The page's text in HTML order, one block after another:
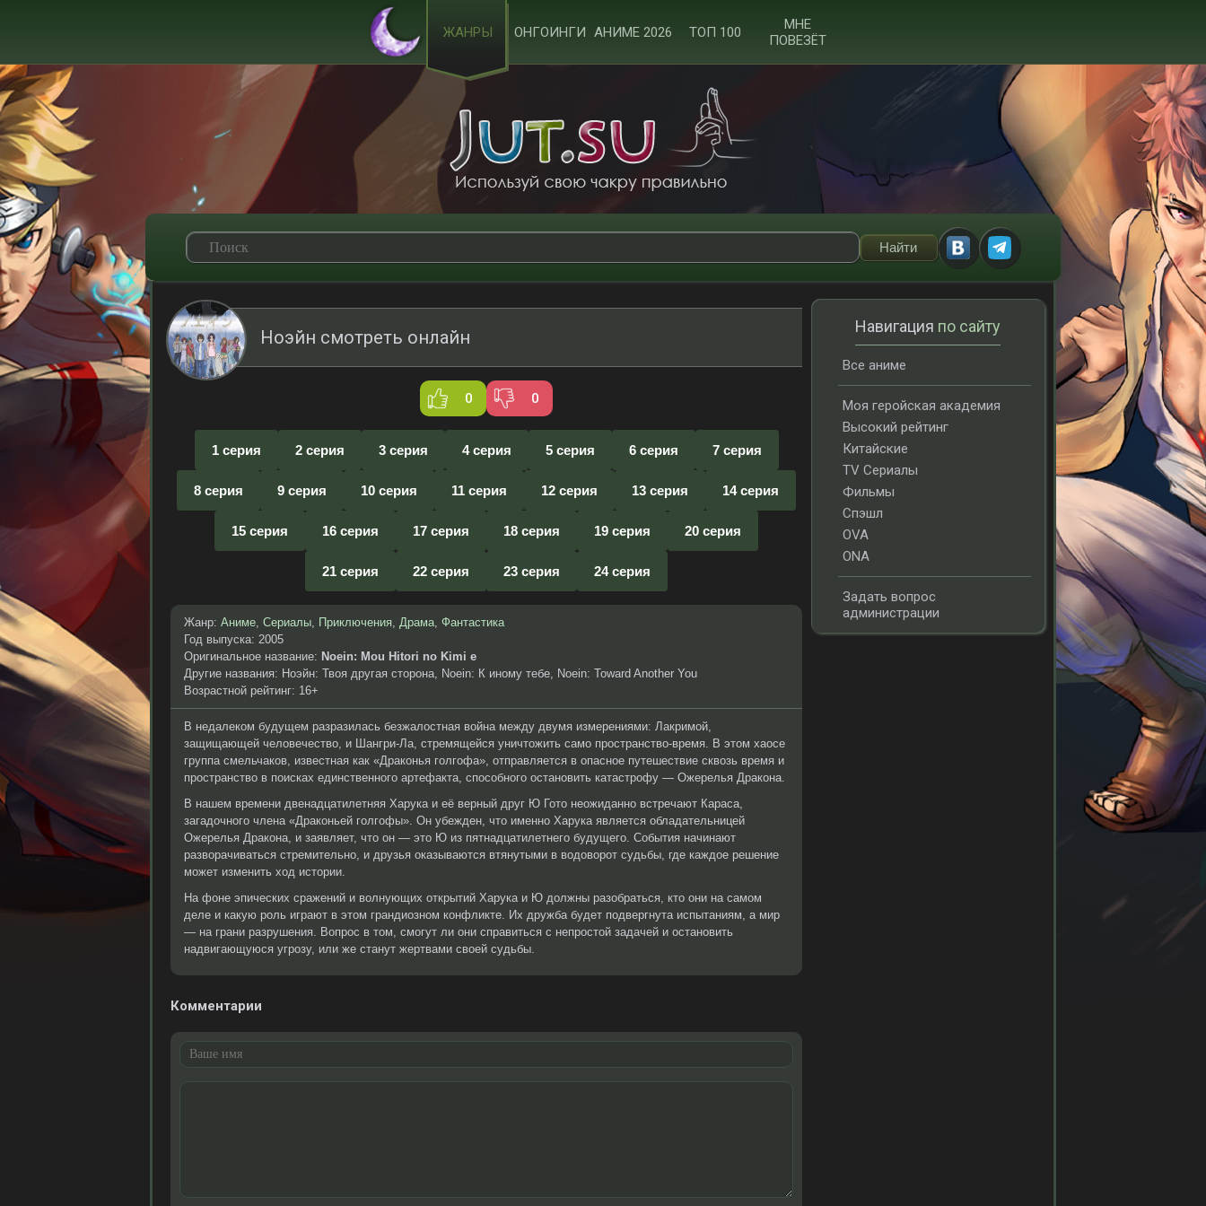
ЖАНРЫ ОНГОИНГИ АНИМЕ 2026 ТОП 100
МНЕ
ПОВЕЗЁТ
Ноэйн смотреть онлайн
0 0
1 серия 2 серия 3 серия 4 серия 5 серия 6 серия 7 серия
8 серия 9 серия 10 серия 11 серия 12 серия 13 серия 14 серия
15 серия 16 серия 17 серия 18 серия 19 серия 20 серия
21 серия 22 серия 23 серия 24 серия
Жанр: Аниме, Сериалы, Приключения, Драма, Фантастика
Год выпуска: 2005
Оригинальное название: Noein: Mou Hitori no Kimi e
Другие названия: Ноэйн: Твоя другая сторона, Noein: К иному тебе, Noein: Toward Another You
Возрастной рейтинг: 16+
В недалеком будущем разразилась безжалостная война между двумя измерениями: Лакримой,
защищающей человечество, и Шангри-Ла, стремящейся уничтожить само пространство-время. В этом хаосе
группа смельчаков, известная как «Драконья голгофа», отправляется в опасное путешествие сквозь время и
пространство в поисках единственного артефакта, способного остановить катастрофу — Ожерелья Дракона.
В нашем времени двенадцатилетняя Харука и её верный друг Ю Гото неожиданно встречают Караса,
загадочного члена «Драконьей голгофы». Он убежден, что именно Харука является обладательницей
Ожерелья Дракона, и заявляет, что он — это Ю из пятнадцатилетнего будущего. События начинают
разворачиваться стремительно, и друзья оказываются втянутыми в водоворот судьбы, где каждое решение
может изменить ход истории.
На фоне эпических сражений и волнующих открытий Харука и Ю должны разобраться, кто они на самом
деле и какую роль играют в этом грандиозном конфликте. Их дружба будет подвергнута испытаниям, а мир
— на грани разрушения. Вопрос в том, смогут ли они справиться с непростой задачей и остановить
надвигающуюся угрозу, или же станут жертвами своей судьбы.
Комментарии
Навигация по сайту
Все аниме
Моя геройская академия
Высокий рейтинг
Китайские
TV Сериалы
Фильмы
Спэшл
OVA
ONA
Задать вопрос
администрации